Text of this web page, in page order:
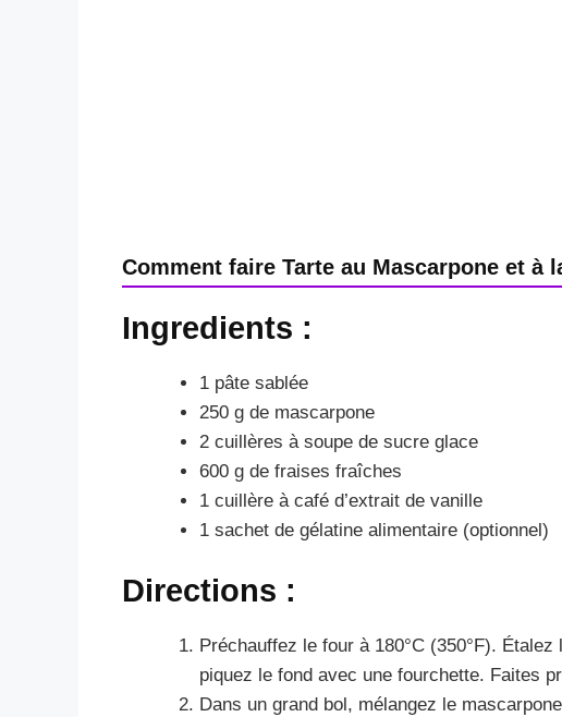
Comment faire Tarte au Mascarpone et à
Ingredients :
1 pâte sablée
250 g de mascarpone
2 cuillères à soupe de sucre glace
600 g de fraises fraîches
1 cuillère à café d’extrait de vanille
1 sachet de gélatine alimentaire (optionnel)
Directions :
Préchauffez le four à 180°C (350°F).
piquez le fond avec une fourchette. Faites
Dans un grand bol, mélangez le